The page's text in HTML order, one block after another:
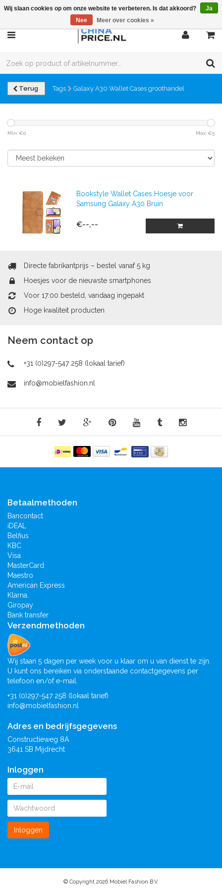
Terug Tags Galaxy A30 Wallet Cases groothandel
Min: €0 Max: €5
Bookstyle Wallet Cases Hoesje voor
Samsung Galaxy A30 Bruin
€--,--
Directe fabrikantprijs – bestel vanaf 5 kg
Hoesjes voor de nieuwste smartphones
Voor 17:00 besteld, vandaag ingepakt
Hoge kwaliteit producten
Neem contact op
+31 (0)297-547 258 (lokaal tarief)
info@mobielfashion.nl
Betaalmethoden
Bancontact
iDEAL
Belfius
KBC
Visa
MasterCard
Maestro
American Express
Klarna.
Giropay
Bank transfer
Verzendmethoden
Wij staan 5 dagen per week voor u klaar om u van dienst te zijn.
U kunt ons bereiken via onderstaande contactgegevens per
telefoon en/of e-mail.
+31 (0)297-547 258 (lokaal tarief)
info@mobielfashion.nl
Adres en bedrijfsgegevens
Constructieweg 8A
3641 SB Mijdrecht
Inloggen
Inloggen
© Copyright 2026 Mobiel Fashion B.V.
Wij slaan cookies op om onze website te verbeteren. Is dat akkoord?
Ja
Nee
Meer over cookies »